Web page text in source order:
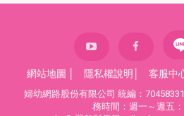
網站地圖 隱私權說明 客服中
婦幼網路股份有限公司 統編：
務時間：週一～週五